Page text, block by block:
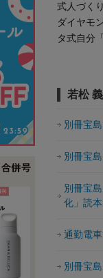
式人づく
ダイヤモ
タ式自分
若松
別冊宝
別冊宝
別冊宝
化」読本
通勤電
別冊宝